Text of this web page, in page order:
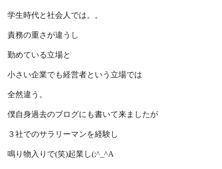
学生時代と社会人では。。
責務の重さが違うし
勤めている立場と
小さい企業でも経営者という立場では
全然違う。
僕自身過去のブログにも書いて来ましたが
３社でのサラリーマンを経験し
鳴り物入りで(笑)起業し(;^_^A